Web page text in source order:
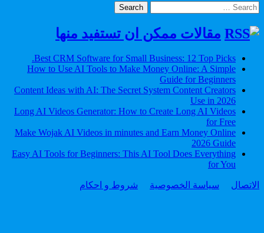
Search
for:
مقالات ممكن ان تستفيد منها
Best CRM Software for Small Business: 12 Top Picks.
How to Use AI Tools to Make Money Online: A Simple
Guide for Beginners
Content Ideas with AI: The Secret System Content Creators
Use in 2026
Long AI Videos Generator: How to Create Long AI Videos
for Free
Make Wojak AI Videos in minutes and Earn Money Online
2026 Guide
Easy AI Tools for Beginners: This AI Tool Does Everything
for You
الاتصال سياسة الخصوصية شروط و احكام